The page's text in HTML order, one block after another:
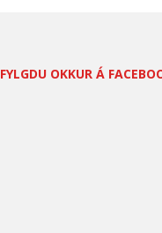
FYLGDU OKKUR Á